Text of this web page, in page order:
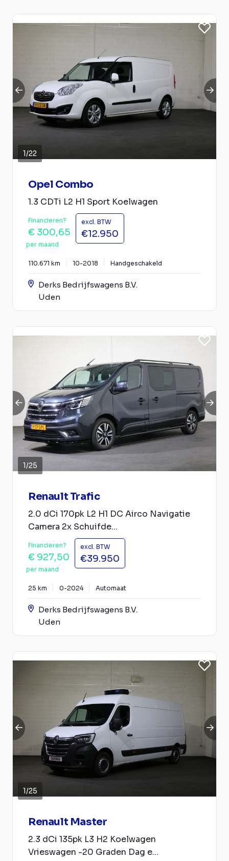
1/22
Opel Combo
1.3 CDTi L2 H1 Sport Koelwagen
Financieren?
€ 300,65
per maand
excl. BTW
€12.950
110.671 km 10-2018 Handgeschakeld
Derks Bedrijfswagens B.V.
Uden
1/25
Renault Trafic
2.0 dCi 170pk L2 H1 DC Airco Navigatie
Camera 2x Schuifde...
Financieren?
€ 927,50
per maand
excl. BTW
€39.950
25 km 0-2024 Automaat
Derks Bedrijfswagens B.V.
Uden
1/25
Renault Master
2.3 dCi 135pk L3 H2 Koelwagen
Vrieswagen -20 Graden Dag e...